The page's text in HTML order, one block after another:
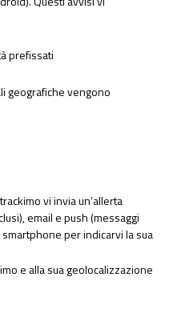
prefissati
geografiche vengono
vi invia un’allerta
email e push (messaggi
per indicarvi la sua
e alla sua geolocalizzazione